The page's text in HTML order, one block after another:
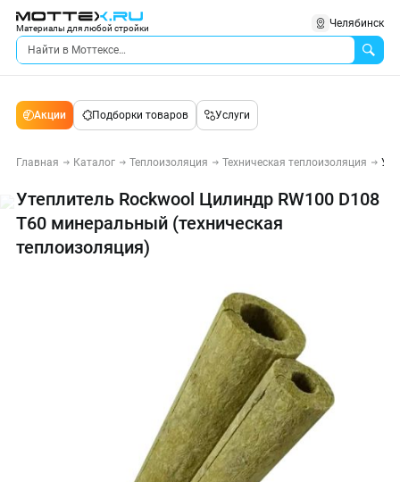
Материалы для любой стройки Челябинск
Акции Подборки товаров Услуги
Главная Каталог Теплоизоляция Техническая теплоизоляция
Утеплитель Rockwool Цилиндр RW100 D108
T60 минеральный (техническая
теплоизоляция)